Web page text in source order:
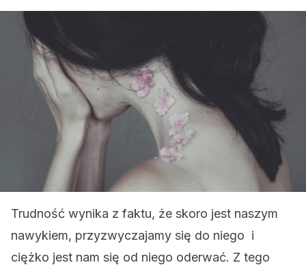
Trudność wynika z faktu, że skoro jest naszym
nawykiem, przyzwyczajamy się do niego i
ciężko jest nam się od niego oderwać. Z tego